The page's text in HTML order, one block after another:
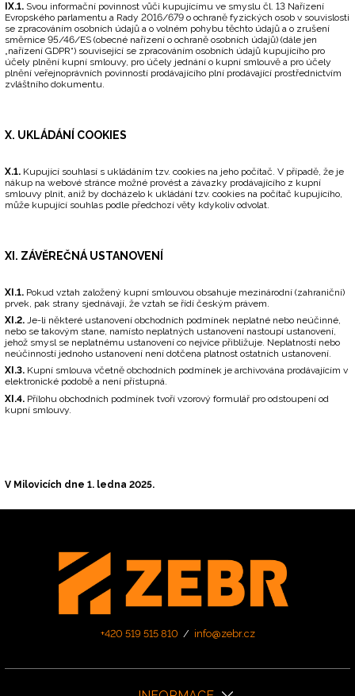
IX.1. Svou informační povinnost vůči kupujícímu ve smyslu čl. 13 Nařízení
Evropského parlamentu a Rady 2016/679 o ochraně fyzických osob v souvislosti
se zpracováním osobních údajů a o volném pohybu těchto údajů a o zrušení
směrnice 95/46/ES (obecné nařízení o ochraně osobních údajů) (dále jen
„nařízení GDPR“) související se zpracováním osobních údajů kupujícího pro
účely plnění kupní smlouvy, pro účely jednání o kupní smlouvě a pro účely
plnění veřejnoprávních povinností prodávajícího plní prodávající prostřednictvím
zvláštního dokumentu.
X. UKLÁDÁNÍ COOKIES
X.1. Kupující souhlasí s ukládáním tzv. cookies na jeho počítač. V případě, že je
nákup na webové stránce možné provést a závazky prodávajícího z kupní
smlouvy plnit, aniž by docházelo k ukládání tzv. cookies na počítač kupujícího,
může kupující souhlas podle předchozí věty kdykoliv odvolat.
XI. ZÁVĚREČNÁ USTANOVENÍ
XI.1. Pokud vztah založený kupní smlouvou obsahuje mezinárodní (zahraniční)
prvek, pak strany sjednávají, že vztah se řídí českým právem.
XI.2. Je-li některé ustanovení obchodních podmínek neplatné nebo neúčinné,
nebo se takovým stane, namísto neplatných ustanovení nastoupí ustanovení,
jehož smysl se neplatnému ustanovení co nejvíce přibližuje. Neplatností nebo
neúčinností jednoho ustanovení není dotčena platnost ostatních ustanovení.
XI.3. Kupní smlouva včetně obchodních podmínek je archivována prodávajícím v
elektronické podobě a není přístupná.
XI.4. Přílohu obchodních podmínek tvoří vzorový formulář pro odstoupení od
kupní smlouvy.
V Milovicích dne 1. ledna 2025.
+420 519 515 810 / info@zebr.cz